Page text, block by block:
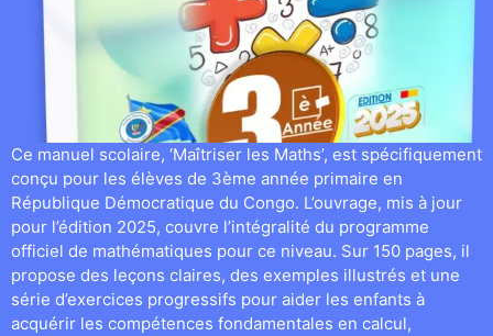
Ce manuel scolaire, ‘Maîtriser les Maths’, est spécifiquement
conçu pour les élèves de 3ème année primaire en
République Démocratique du Congo. L’ouvrage, mis à jour
pour l’édition 2025, couvre l’intégralité du programme
officiel de mathématiques pour ce niveau. Sur 150 pages, il
propose des leçons claires, des exemples illustrés et une
série d’exercices progressifs pour aider les enfants à
acquérir les compétences fondamentales en calcul,